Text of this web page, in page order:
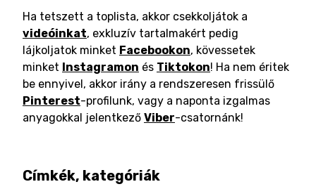
Ha tetszett a toplista, akkor csekkoljátok a
videóinkat, exkluzív tartalmakért pedig
lájkoljatok minket Facebookon, kövessetek
minket Instagramon és Tiktokon! Ha nem éritek
be ennyivel, akkor irány a rendszeresen frissülő
Pinterest-profilunk, vagy a naponta izgalmas
anyagokkal jelentkező Viber-csatornánk!
Címkék, kategóriák